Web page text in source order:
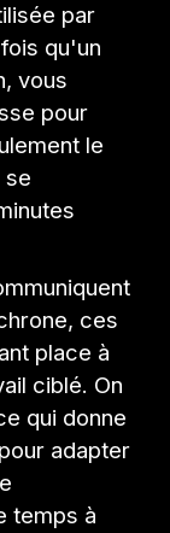
par
qu'un
vous
pour
le
se
ces
place à
ciblé. On
qui donne
adapter
temps à